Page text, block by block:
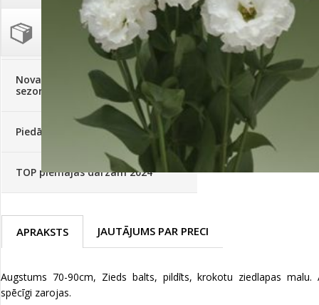
Palīglīdzekļi augu audzēšanai(72)
Klientu Diena
Novatec - izcils mēslošanai arī
sezonas otrajā pusē!
Piedāvājums ābeļdārziem
TOP piemājas dārzam 2024
APRAKSTS JAUTĀJUMS PAR PRECI
Augstums 70-90cm, Zieds balts, pildīts, krokotu ziedlapas malu.
spēcīgi zarojas.